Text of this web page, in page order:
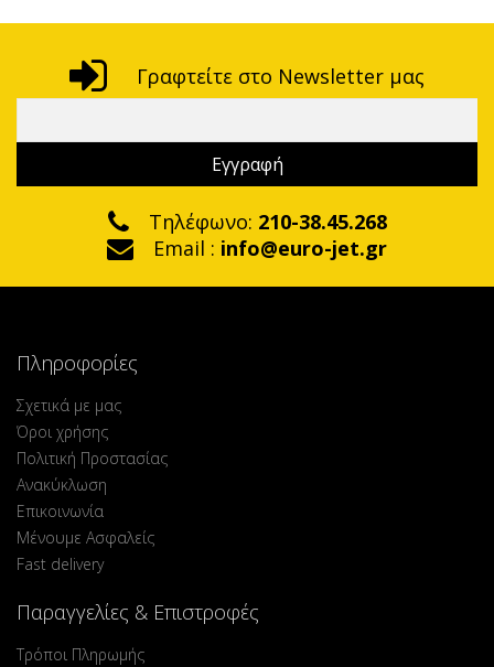
Γραφτείτε στο Newsletter μας
Τηλέφωνο: 210-38.45.268
Email : info@euro-jet.gr
Πληροφορίες
Σχετικά με μας
Όροι χρήσης
Πολιτική Προστασίας
Ανακύκλωση
Επικοινωνία
Μένουμε Ασφαλείς
Fast delivery
Παραγγελίες & Επιστροφές
Τρόποι Πληρωμής